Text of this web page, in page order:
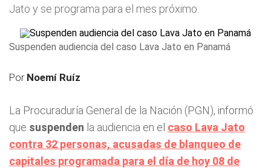
Jato y se programa para el mes próximo.
Suspenden audiencia del caso Lava Jato en Panamá
Por Noemí Ruíz
La Procuraduría General de la Nación (PGN), informó
que suspenden la audiencia en el caso Lava Jato
contra 32 personas, acusadas de blanqueo de
capitales programada para el día de hoy 08 de